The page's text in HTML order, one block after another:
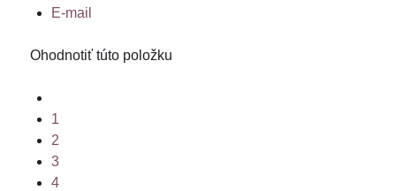
E-mail
Ohodnotiť túto položku
1
2
3
4